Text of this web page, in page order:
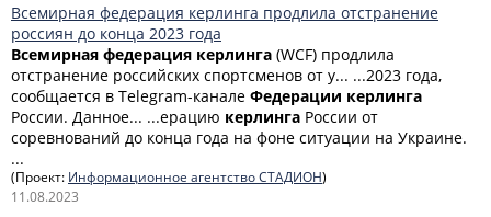
Всемирная федерация керлинга продлила отстранение
россиян до конца 2023 года
Всемирная федерация керлинга (WCF) продлила
отстранение российских спортсменов от у... ...2023 года,
сообщается в Telegram-канале Федерации керлинга
России. Данное... ...ерацию керлинга России от
соревнований до конца года на фоне ситуации на Украине.
...
(Проект: Информационное агентство СТАДИОН)
11.08.2023